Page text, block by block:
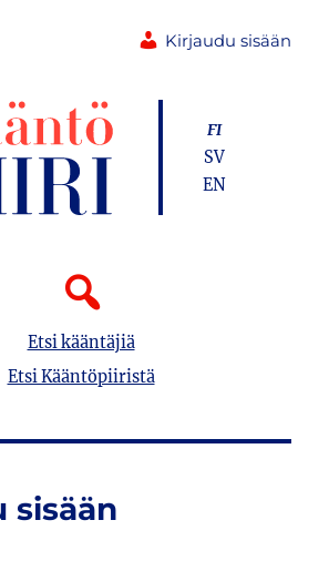
Kirjaudu sisään
Etsi kääntäjiä
Etsi Kääntöpiiristä
FI
SV
EN
sisään